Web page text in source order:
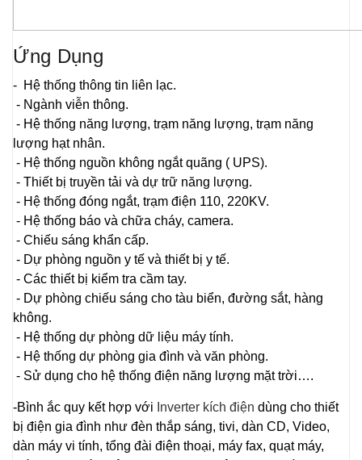
Ứng Dụng
- Hệ thống thông tin liên lạc.
- Ngành viễn thông.
- Hệ thống năng lượng, trạm năng lượng, trạm năng
lượng hạt nhân.
- Hệ thống nguồn không ngắt quãng ( UPS).
- Thiết bị truyền tải và dự trữ năng lượng.
- Hệ thống đóng ngắt, trạm điện 110, 220KV.
- Hệ thống báo và chữa cháy, camera.
- Chiếu sáng khẩn cấp.
- Dự phòng nguồn y tế và thiết bị y tế.
- Các thiết bị kiểm tra cầm tay.
- Dự phòng chiếu sáng cho tàu biển, đường sắt, hàng
không.
- Hệ thống dự phòng dữ liệu máy tính.
- Hệ thống dự phòng gia đình và văn phòng.
- Sử dụng cho hệ thống điện năng lượng mặt trời….
-Bình ắc quy kết hợp với Inverter kích điện dùng cho thiết
bị điện gia đình như đèn thắp sáng, tivi, dàn CD, Video,
dàn máy vi tính, tổng đài điện thoại, máy fax, quạt máy,